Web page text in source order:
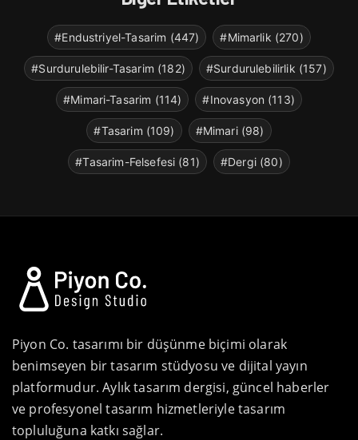
#Endustriyel-Tasarim (447) #Mimarlik (270)
#Surdurulebilir-Tasarim (182) #Surdurulebilirlik (157)
#Mimari-Tasarim (114) #Inovasyon (113)
#Tasarim (109) #Mimari (98)
#Tasarim-Felsefesi (81) #Dergi (80)
Piyon Co. tasarımı bir düşünme biçimi olarak
benimseyen bir tasarım stüdyosu ve dijital yayın
platformudur. Aylık tasarım dergisi, güncel haberler
ve profesyonel tasarım hizmetleriyle tasarım
topluluğuna katkı sağlar.